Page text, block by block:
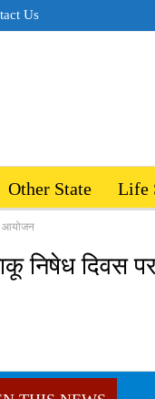
Us
Other State Life
आयोजन
निषेध दिवस